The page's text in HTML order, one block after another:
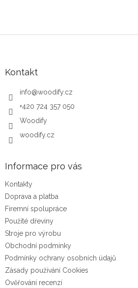
Kontakt
info@woodify.cz
+420 724 357 050
Woodify
woodify.cz
Informace pro vás
Kontakty
Doprava a platba
Firemní spolupráce
Použité dřeviny
Stroje pro výrobu
Obchodní podmínky
Podmínky ochrany osobních údajů
Zásady používání Cookies
Ověřování recenzí